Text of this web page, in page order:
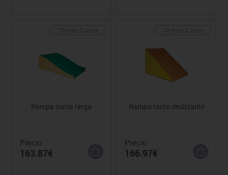
Rampa curva larga
Precio
163.87€
Rampa tacto deslizante
Precio
166.97€